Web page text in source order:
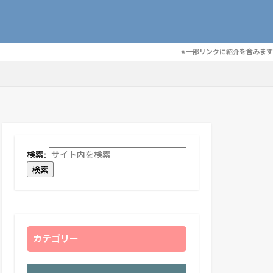
※一部リンクに紹介を含みます
検索:
検索
カテゴリー